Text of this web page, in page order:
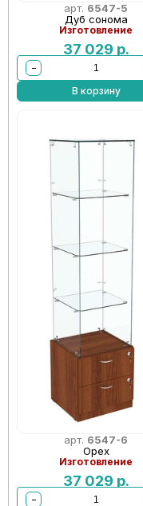
арт. 6547-5
Дуб сонома
Изготовление
37 029 р.
−
В корзину
арт. 6547-6
Орех
Изготовление
37 029 р.
−